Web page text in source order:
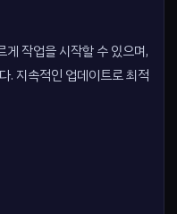
작업을 시작할 수 있으며,
. 지속적인 업데이트로 최적